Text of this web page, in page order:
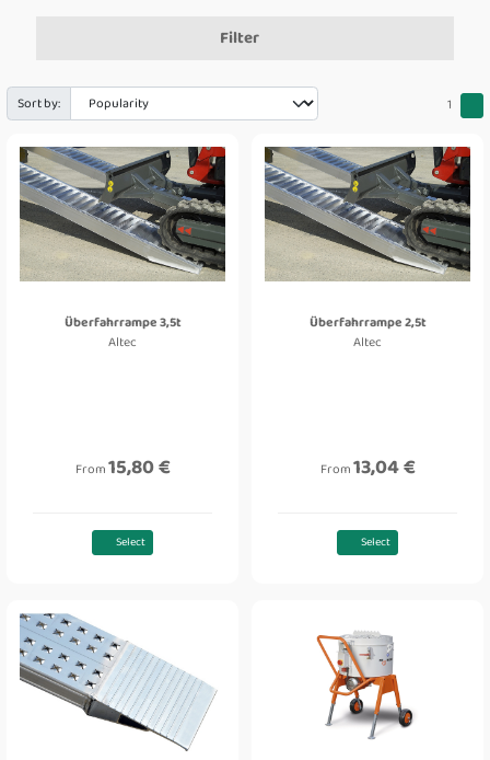
Filter
Sort by: 1
Überfahrrampe 3,5t
Altec
From15,80 €
Select
Überfahrrampe 2,5t
Altec
From13,04 €
Select